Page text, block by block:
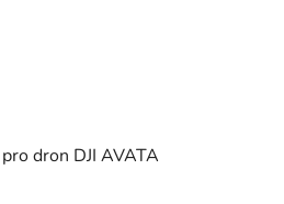
dron DJI AVATA